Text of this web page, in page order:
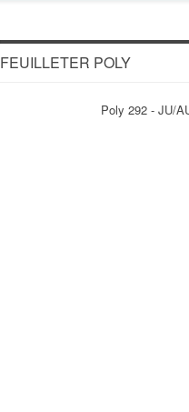
FEUILLETER POLY
Poly 292 - JU/